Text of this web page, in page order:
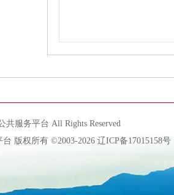
共服务平台 All Rights Reserved
版权所有 ©2003-2026 辽ICP备17015158号